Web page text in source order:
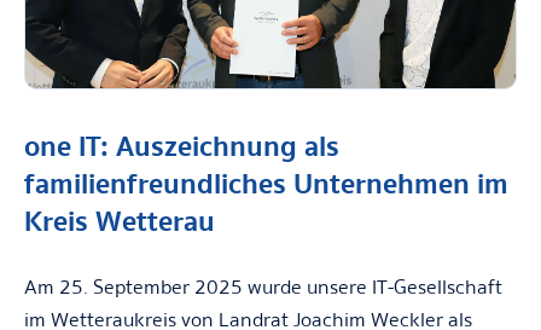
one IT: Auszeichnung als
familienfreundliches Unternehmen im
Kreis Wetterau
Am 25. September 2025 wurde unsere IT-Gesellschaft
im Wetteraukreis von Landrat Joachim Weckler als